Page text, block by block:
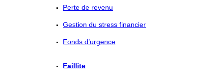
Perte de revenu
Gestion du stress financier
Fonds d’urgence
Faillite